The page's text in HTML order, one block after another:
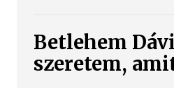
Betlehem
szeretem,